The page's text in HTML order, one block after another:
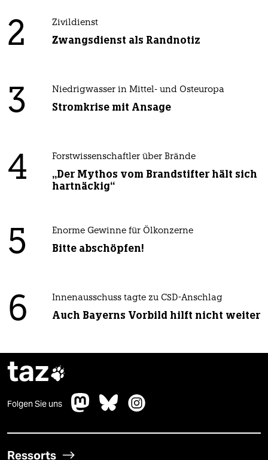
2 Zivildienst
Zwangsdienst als Randnotiz
3 Niedrigwasser in Mittel- und Osteuropa
Stromkrise mit Ansage
4 Forstwissenschaftler über Brände
„Der Mythos vom Brandstifter hält sich
hartnäckig“
5 Enorme Gewinne für Ölkonzerne
Bitte abschöpfen!
6 Innenausschuss tagte zu CSD-Anschlag
Auch Bayerns Vorbild hilft nicht weiter
taz
Folgen Sie uns
Ressorts